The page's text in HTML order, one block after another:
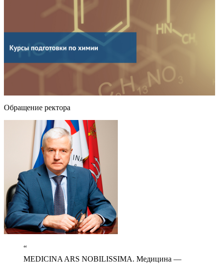
Обращение ректора
“
MEDICINA ARS NOBILISSIMA. Медицина —